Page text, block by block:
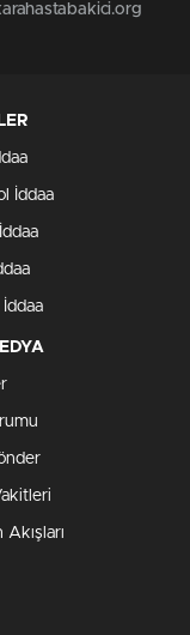
İddaa
Akışları